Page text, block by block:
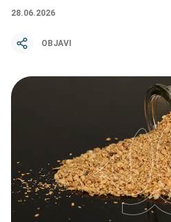
28.06.2026
OBJAVI